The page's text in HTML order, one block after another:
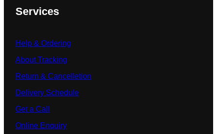
Services
Help & Ordering
About Tracking
Return & Cancelletion
Delivery Schedule
Get a Call
Online Enquiry